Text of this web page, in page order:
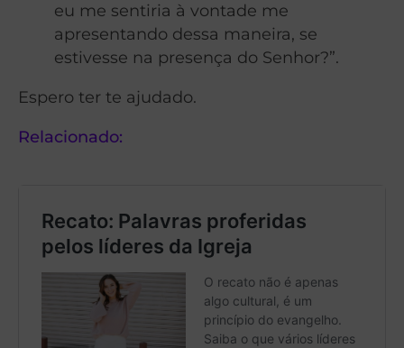
eu me sentiria à vontade me
apresentando dessa maneira, se
estivesse na presença do Senhor?”.
Espero ter te ajudado.
Relacionado: